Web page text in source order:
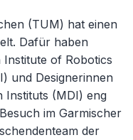
(TUM) hat einen
Dafür haben
of Robotics
und Designerinnen
Instituts (MDI) eng
im Garmischer
der